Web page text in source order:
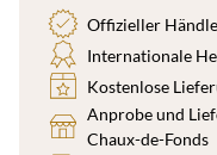
Offizieller
Internationale
Kostenlose
Anprobe und
Chaux-de-Fonds